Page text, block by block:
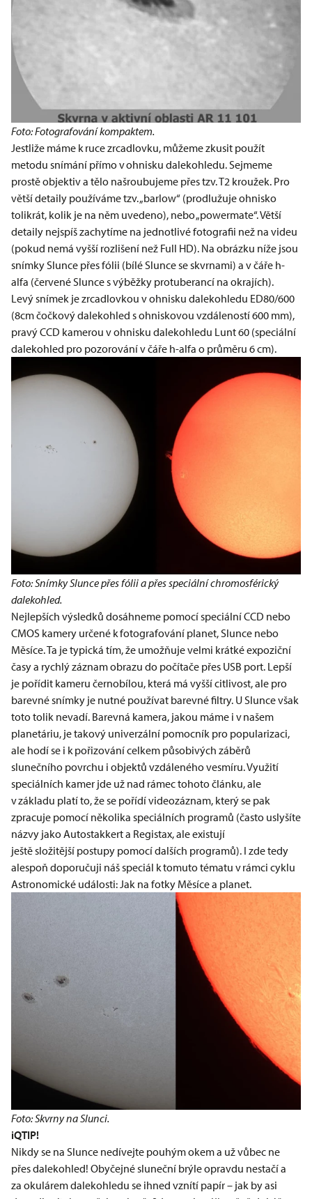
Foto: Fotografování kompaktem.
Jestliže máme k ruce zrcadlovku, můžeme zkusit použít
metodu snímání přímo v ohnisku dalekohledu. Sejmeme
prostě objektiv a tělo našroubujeme přes tzv. T2 kroužek. Pro
větší detaily používáme tzv. „barlow“ (prodlužuje ohnisko
tolikrát, kolik je na něm uvedeno), nebo „powermate“. Větší
detaily nejspíš zachytíme na jednotlivé fotografii než na videu
(pokud nemá vyšší rozlišení než Full HD). Na obrázku níže jsou
snímky Slunce přes fólii (bílé Slunce se skvrnami) a v čáře h-
alfa (červené Slunce s výběžky protuberancí na okrajích).
Levý snímek je zrcadlovkou v ohnisku dalekohledu ED80/600
(8cm čočkový dalekohled s ohniskovou vzdáleností 600 mm),
pravý CCD kamerou v ohnisku dalekohledu Lunt 60 (speciální
dalekohled pro pozorování v čáře h-alfa o průměru 6 cm).
Foto: Snímky Slunce přes fólii a přes speciální chromosférický
dalekohled.
Nejlepších výsledků dosáhneme pomocí speciální CCD nebo
CMOS kamery určené k fotografování planet, Slunce nebo
Měsíce. Ta je typická tím, že umožňuje velmi krátké expoziční
časy a rychlý záznam obrazu do počítače přes USB port. Lepší
je pořídit kameru černobílou, která má vyšší citlivost, ale pro
barevné snímky je nutné používat barevné filtry. U Slunce však
toto tolik nevadí. Barevná kamera, jakou máme i v našem
planetáriu, je takový univerzální pomocník pro popularizaci,
ale hodí se i k pořizování celkem působivých záběrů
slunečního povrchu i objektů vzdáleného vesmíru. Využití
speciálních kamer jde už nad rámec tohoto článku, ale
v základu platí to, že se pořídí videozáznam, který se pak
zpracuje pomocí několika speciálních programů (často uslyšíte
názvy jako Autostakkert a Registax, ale existují
ještě složitější postupy pomocí dalších programů). I zde tedy
alespoň doporučuji náš speciál k tomuto tématu v rámci cyklu
Astronomické události:Jak na fotky Měsíce a planet.
Foto: Skvrny na Slunci.
iQTIP!
Nikdy se na Slunce nedívejte pouhým okem a už vůbec ne
přes dalekohled! Obyčejné sluneční brýle opravdu nestačí a
za okulárem dalekohledu se ihned vznítí papír – jak by asi